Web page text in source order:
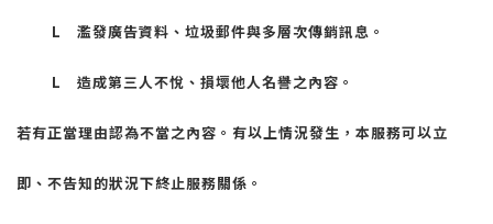
L 濫發廣告資料、垃圾郵件與多層次傳銷訊息。
L 造成第三人不悅、損壞他人名譽之內容。
若有正當理由認為不當之內容。有以上情況發生，本服務可以立
即、不告知的狀況下終止服務關係。